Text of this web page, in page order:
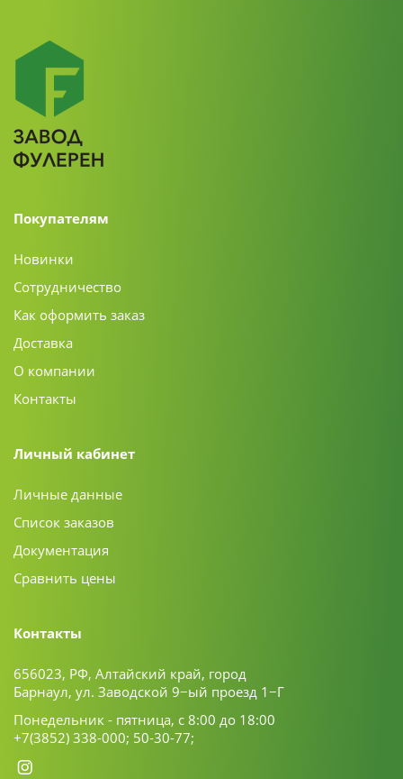
Покупателям
Новинки
Сотрудничество
Как оформить заказ
Доставка
О компании
Контакты
Личный кабинет
Личные данные
Список заказов
Документация
Сравнить цены
Контакты
656023, РФ, Алтайский край, город
Барнаул, ул. Заводской 9−ый проезд 1−Г
Понедельник - пятница, с 8:00 до 18:00
+7(3852) 338-000; 50-30-77;